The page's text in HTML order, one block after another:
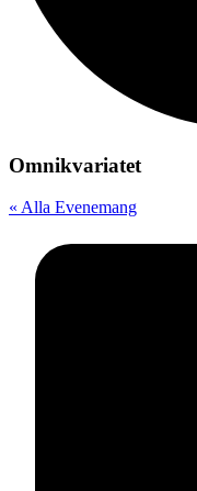
Omnikvariatet
« Alla Evenemang